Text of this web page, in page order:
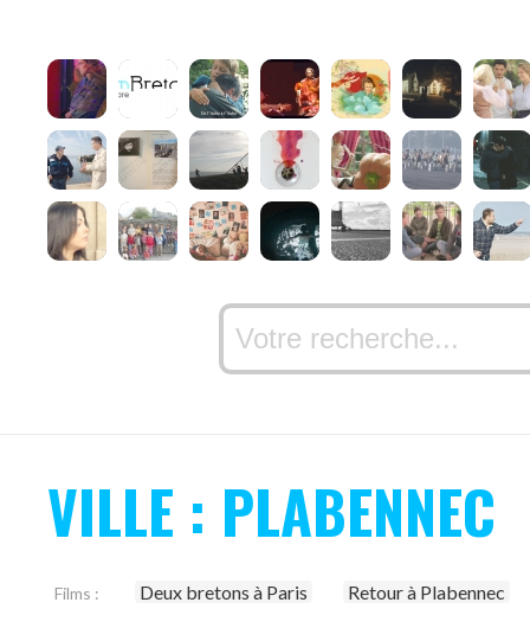
VILLE : PLABENNEC
Films : Deux bretons à Paris Retour à Plabennec